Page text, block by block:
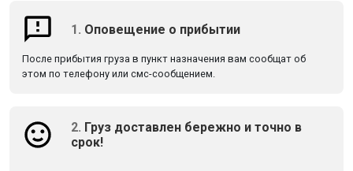
1. Оповещение о прибытии
После прибытия груза в пункт назначения вам сообщат об
этом по телефону или смс-сообщением.
2. Груз доставлен бережно и точно в
срок!